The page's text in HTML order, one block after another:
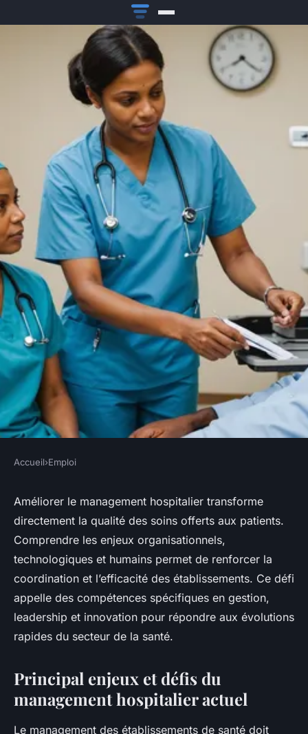
Optimiser le management
hospitalier pour des soins de
qualité
Agathe•11 août 2025•5 min de lecture
Accueil›Emploi
Améliorer le management hospitalier transforme
directement la qualité des soins offerts aux patients.
Comprendre les enjeux organisationnels,
technologiques et humains permet de renforcer la
coordination et l’efficacité des établissements. Ce défi
appelle des compétences spécifiques en gestion,
leadership et innovation pour répondre aux évolutions
rapides du secteur de la santé.
Principal enjeux et défis du
management hospitalier actuel
Le management des établissements de santé doit